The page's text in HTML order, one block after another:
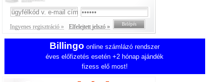
Ingyenes regisztráció » Elfelejtett jelszó »
Billingo online számlázó rendszer
éves előfizetés esetén +2 hónap ajándék
fizess elő most!